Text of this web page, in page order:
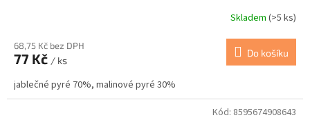
Skladem (>5 ks)
68,75 Kč bez DPH
77 Kč / ks
Do košíku
jablečné pyré 70%, malinové pyré 30%
Kód: 8595674908643